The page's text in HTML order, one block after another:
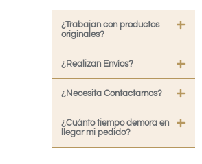
¿Trabajan con productos
originales?
¿Realizan Envíos?
¿Necesita Contactarnos?
¿Cuánto tiempo demora en
llegar mi pedido?